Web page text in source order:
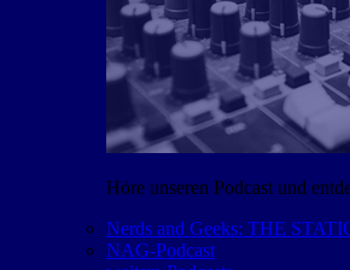
Höre unseren Podcast und
Nerds and Geeks: THE
NAG-Podcast